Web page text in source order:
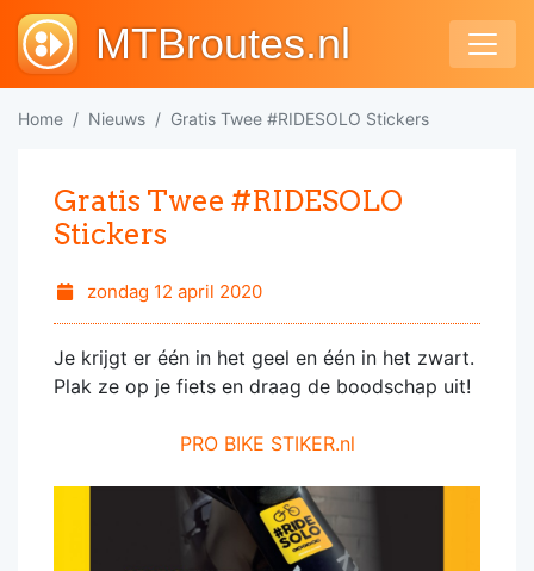
MTBroutes.nl
Home Nieuws Gratis Twee #RIDESOLO Stickers
Gratis Twee #RIDESOLO
Stickers
zondag 12 april 2020
Je krijgt er één in het geel en één in het zwart.
Plak ze op je fiets en draag de boodschap uit!
PRO BIKE STIKER.nl